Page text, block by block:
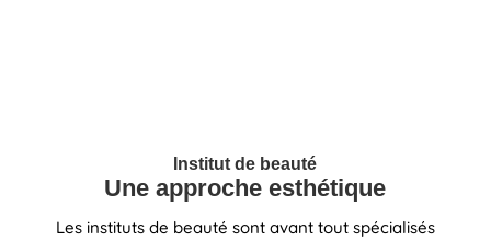
Institut de beauté
Une approche esthétique
Les instituts de beauté sont avant tout spécialisés